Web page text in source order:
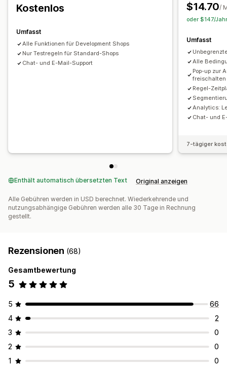
Checkout-Anpassung
Geolokalisierung
Segmentierung
Kostenlos
Umfasst
Alle Funktionen für Development Shops
Nur Testregeln für Standard-Shops
Chat- und E-Mail-Support
$14.70/
oder $147/
Umfasst
Alle
Pop-up zur
freischalten
Regel-
Analytics:
Chat- und
7-tägiger
Enthält automatisch übersetzten Text Original anzeigen
Alle Gebühren werden in USD berechnet. Wiederkehrende und
nutzungsabhängige Gebühren werden alle 30 Tage in Rechnung
gestellt.
Rezensionen (68)
Gesamtbewertung
5
5
66
4
2
3
0
2
0
1
0